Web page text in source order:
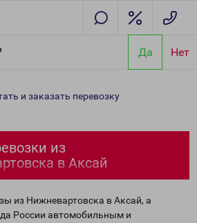
Да Нет
и заказать перевозку
из
в Аксай
из Нижневартовска в Аксай, а
России автомобильным и